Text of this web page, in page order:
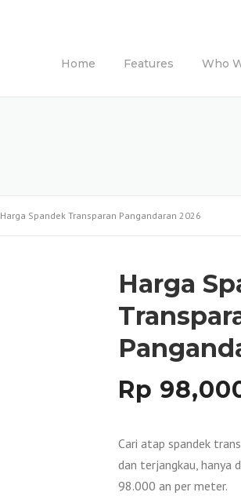
Home Features Who
Harga Spandek Transparan Pangandaran 2026
Harga
Rp
Cari atap spandek
dan terjangkau, hanya
98.000 an per meter.